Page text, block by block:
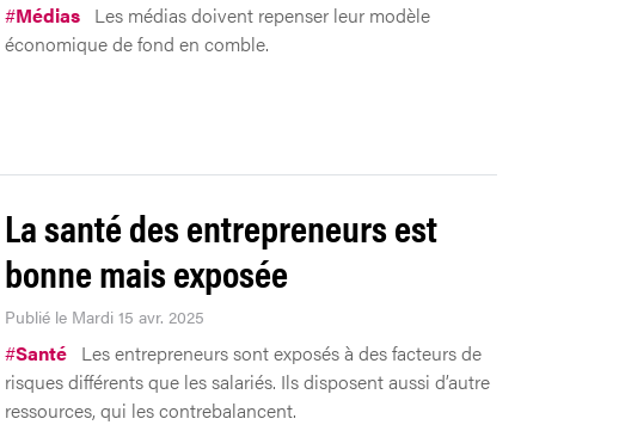
#Médias Les médias doivent repenser leur modèle
économique de fond en comble.
La santé des entrepreneurs est
bonne mais exposée
Publié le Mardi 15 avr. 2025
#Santé Les entrepreneurs sont exposés à des facteurs de
risques différents que les salariés. Ils disposent aussi d’autre
ressources, qui les contrebalancent.